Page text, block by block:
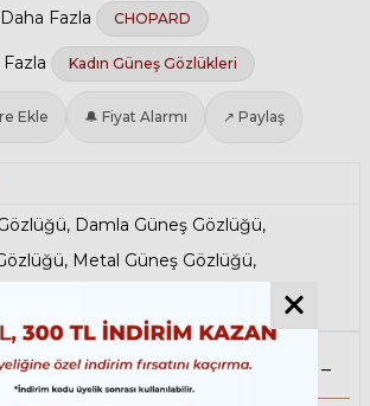
Daha Fazla CHOPARD
Kadın Güneş Gözlükleri
Ekle 🔔 Fiyat Alarmı ↗ Paylaş
, Damla Güneş Gözlüğü,
, Metal Güneş Gözlüğü,